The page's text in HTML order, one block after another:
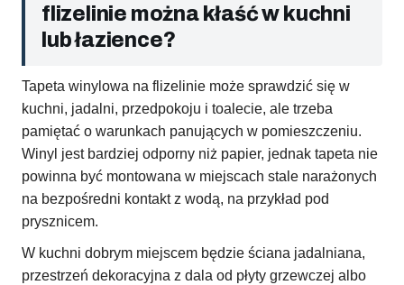
flizelinie można kłaść w kuchni
lub łazience?
Tapeta winylowa na flizelinie może sprawdzić się w
kuchni, jadalni, przedpokoju i toalecie, ale trzeba
pamiętać o warunkach panujących w pomieszczeniu.
Winyl jest bardziej odporny niż papier, jednak tapeta nie
powinna być montowana w miejscach stale narażonych
na bezpośredni kontakt z wodą, na przykład pod
prysznicem.
W kuchni dobrym miejscem będzie ściana jadalniana,
przestrzeń dekoracyjna z dala od płyty grzewczej albo